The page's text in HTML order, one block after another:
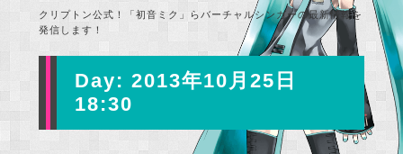
クリプトン公式！「初音ミク」らバーチャルシンガーの最新情報を
発信します！
Day: 2013年10月25日
18:30